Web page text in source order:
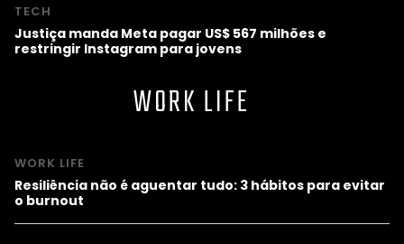
TECH
Justiça manda Meta pagar US$ 567 milhões e
restringir Instagram para jovens
WORK LIFE
WORK LIFE
Resiliência não é aguentar tudo: 3 hábitos para evitar
o burnout